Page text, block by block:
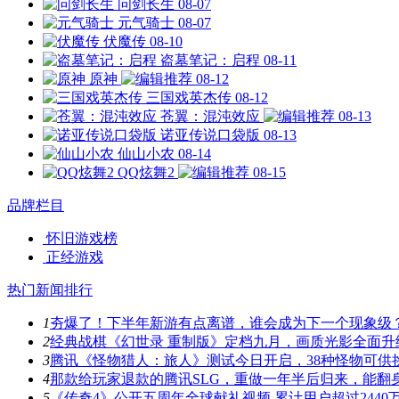
问剑长生 08-07
元气骑士 08-07
伏魔传 08-10
盗墓笔记：启程 08-11
原神
08-12
三国戏英杰传 08-12
苍翼：混沌效应
08-13
诺亚传说口袋版 08-13
仙山小农 08-14
QQ炫舞2
08-15
品牌栏目
怀旧游戏榜
正经游戏
热门新闻排行
1夯爆了！下半年新游有点离谱，谁会成为下一个现象级
2经典战棋《幻世录 重制版》定档九月，画质光影全面升
3腾讯《怪物猎人：旅人》测试今日开启，38种怪物可供
4那款给玩家退款的腾讯SLG，重做一年半后归来，能翻